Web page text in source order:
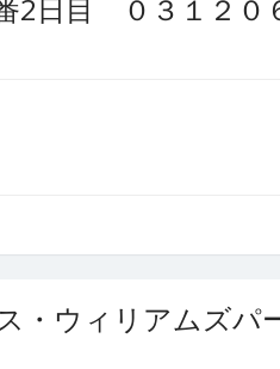
2日目 ０３１２０
・ウィリアムズ